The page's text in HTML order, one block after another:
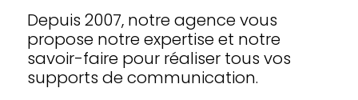
Depuis 2007, notre agence vous
propose notre expertise et notre
savoir-faire pour réaliser tous vos
supports de communication.